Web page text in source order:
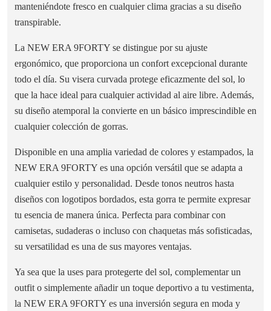
manteniéndote fresco en cualquier clima gracias a su diseño
transpirable.
La NEW ERA 9FORTY se distingue por su ajuste
ergonómico, que proporciona un confort excepcional durante
todo el día. Su visera curvada protege eficazmente del sol, lo
que la hace ideal para cualquier actividad al aire libre. Además,
su diseño atemporal la convierte en un básico imprescindible en
cualquier colección de gorras.
Disponible en una amplia variedad de colores y estampados, la
NEW ERA 9FORTY es una opción versátil que se adapta a
cualquier estilo y personalidad. Desde tonos neutros hasta
diseños con logotipos bordados, esta gorra te permite expresar
tu esencia de manera única. Perfecta para combinar con
camisetas, sudaderas o incluso con chaquetas más sofisticadas,
su versatilidad es una de sus mayores ventajas.
Ya sea que la uses para protegerte del sol, complementar un
outfit o simplemente añadir un toque deportivo a tu vestimenta,
la NEW ERA 9FORTY es una inversión segura en moda y